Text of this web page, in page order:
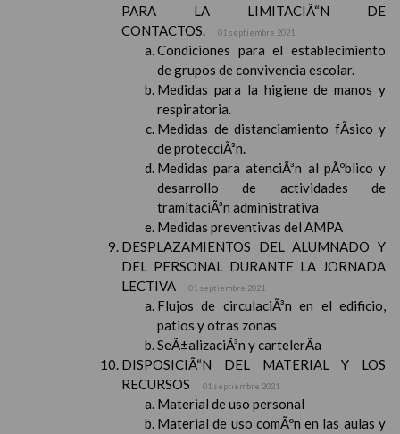
PARA LA LIMITACIÃ“N DE
CONTACTOS.
01 septiembre 2021
Condiciones para el establecimiento
de grupos de convivencia escolar.
Medidas para la higiene de manos y
respiratoria.
Medidas de distanciamiento fÃ­sico y
de protecciÃ³n.
Medidas para atenciÃ³n al pÃºblico y
desarrollo de actividades de
tramitaciÃ³n administrativa
Medidas preventivas del AMPA
DESPLAZAMIENTOS DEL ALUMNADO Y
DEL PERSONAL DURANTE LA JORNADA
LECTIVA
01 septiembre 2021
Flujos de circulaciÃ³n en el edificio,
patios y otras zonas
SeÃ±alizaciÃ³n y cartelerÃ­a
DISPOSICIÃ“N DEL MATERIAL Y LOS
RECURSOS
01 septiembre 2021
Material de uso personal
Material de uso comÃºn en las aulas y